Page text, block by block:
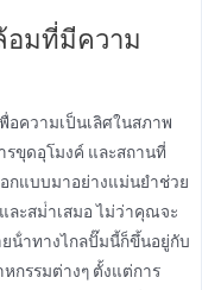
อมที่มีความ
พื่อความเป็นเลิศในสภาพ
รขุดอุโมงค์ และสถานที่
กแบบมาอย่างแม่นยําช่วย
ละสม่ําเสมอ ไม่ว่าคุณจะ
น้ําทางไกลปั๊มนี้ก็ขึ้นอยู่กับ
กรรมต่างๆ ตั้งแต่การ